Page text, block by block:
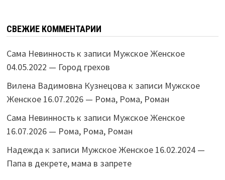
СВЕЖИЕ КОММЕНТАРИИ
Сама Невинностьк записи Мужское Женское
04.05.2022 — Город грехов
Вилена Вадимовна Кузнецова к записи Мужское
Женское 16.07.2026 — Рома, Рома, Роман
Сама Невинностьк записи Мужское Женское
16.07.2026 — Рома, Рома, Роман
Надежда к записи Мужское Женское 16.02.2024 —
Папа в декрете, мама в запрете